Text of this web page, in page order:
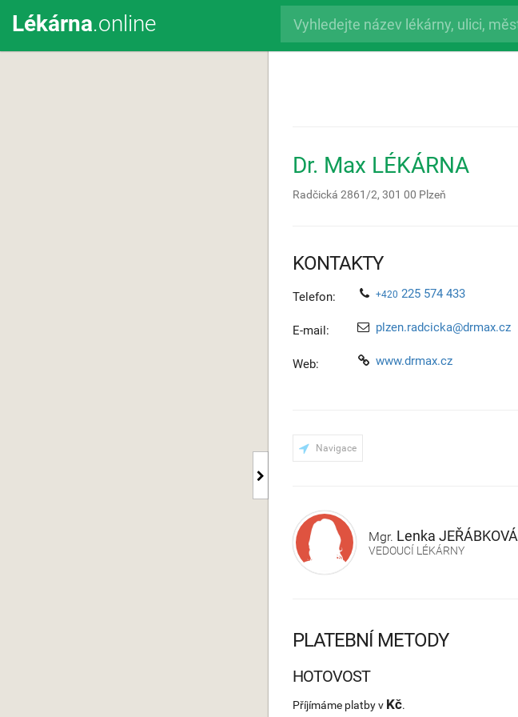
Lékárna.online
Dr. Max LÉKÁRNA
Radčická 2861/2, 301 00 Plzeň
KONTAKTY
Telefon: +420 225 574 433
E-mail: plzen.radcicka@drmax.cz
Web: www.drmax.cz
Navigace
Mgr. Lenka JEŘÁBKOVÁ
VEDOUCÍ LÉKÁRNY
PLATEBNÍ METODY
HOTOVOST
Příjímáme platby v Kč.